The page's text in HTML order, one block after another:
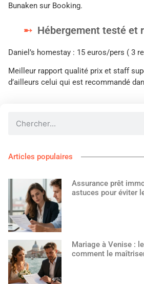
Bunaken sur Booking.
Hébergement testé et
Daniel’s homestay : 15 euros/pers ( 3
Meilleur rapport qualité prix et staff
d’ailleurs celui qui est recommandé
Articles populaires
Assurance prêt
astuces pour éviter
Mariage à Venise :
comment le